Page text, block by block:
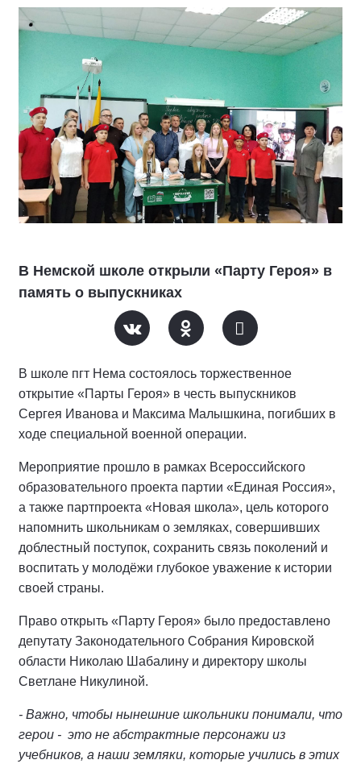
В Немской школе открыли «Парту Героя» в
память о выпускниках
В школе пгт Нема состоялось торжественное
открытие «Парты Героя» в честь выпускников
Сергея Иванова и Максима Малышкина, погибших в
ходе специальной военной операции.
Мероприятие прошло в рамках Всероссийского
образовательного проекта партии «Единая Россия»,
а также партпроекта «Новая школа», цель которого
напомнить школьникам о земляках, совершивших
доблестный поступок, сохранить связь поколений и
воспитать у молодёжи глубокое уважение к истории
своей страны.
Право открыть «Парту Героя» было предоставлено
депутату Законодательного Собрания Кировской
области Николаю Шабалину и директору школы
Светлане Никулиной.
- Важно, чтобы нынешние школьники понимали, что
герои - это не абстрактные персонажи из
учебников, а наши земляки, которые учились в этих